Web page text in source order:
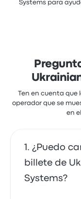
Systems para
Ten en cuenta que
operador que se
en
¿Puedo
billete de
Systems?